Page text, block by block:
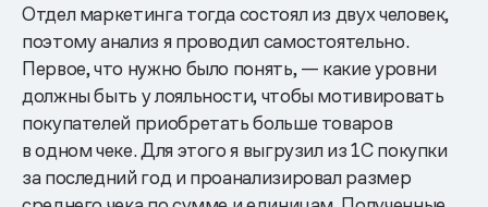
Отдел маркетинга тогда состоял из двух человек,
поэтому анализ я проводил самостоятельно.
Первое, что нужно было понять, — какие уровни
должны быть у лояльности, чтобы мотивировать
покупателей приобретать больше товаров
в одном чеке. Для этого я выгрузил из 1С покупки
за последний год и проанализировал размер